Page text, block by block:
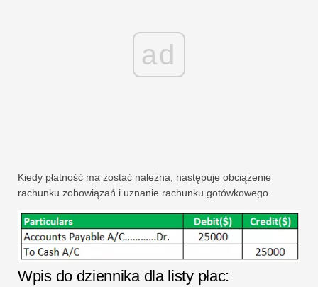
ad
Kiedy płatność ma zostać należna, następuje obciążenie
rachunku zobowiązań i uznanie rachunku gotówkowego.
Wpis do dziennika dla listy płac: